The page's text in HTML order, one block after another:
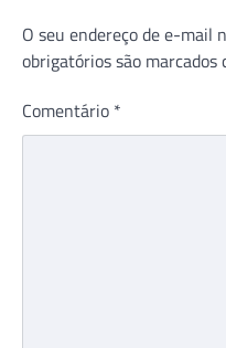
O seu endereço de e-mail
obrigatórios são marcados
Comentário *